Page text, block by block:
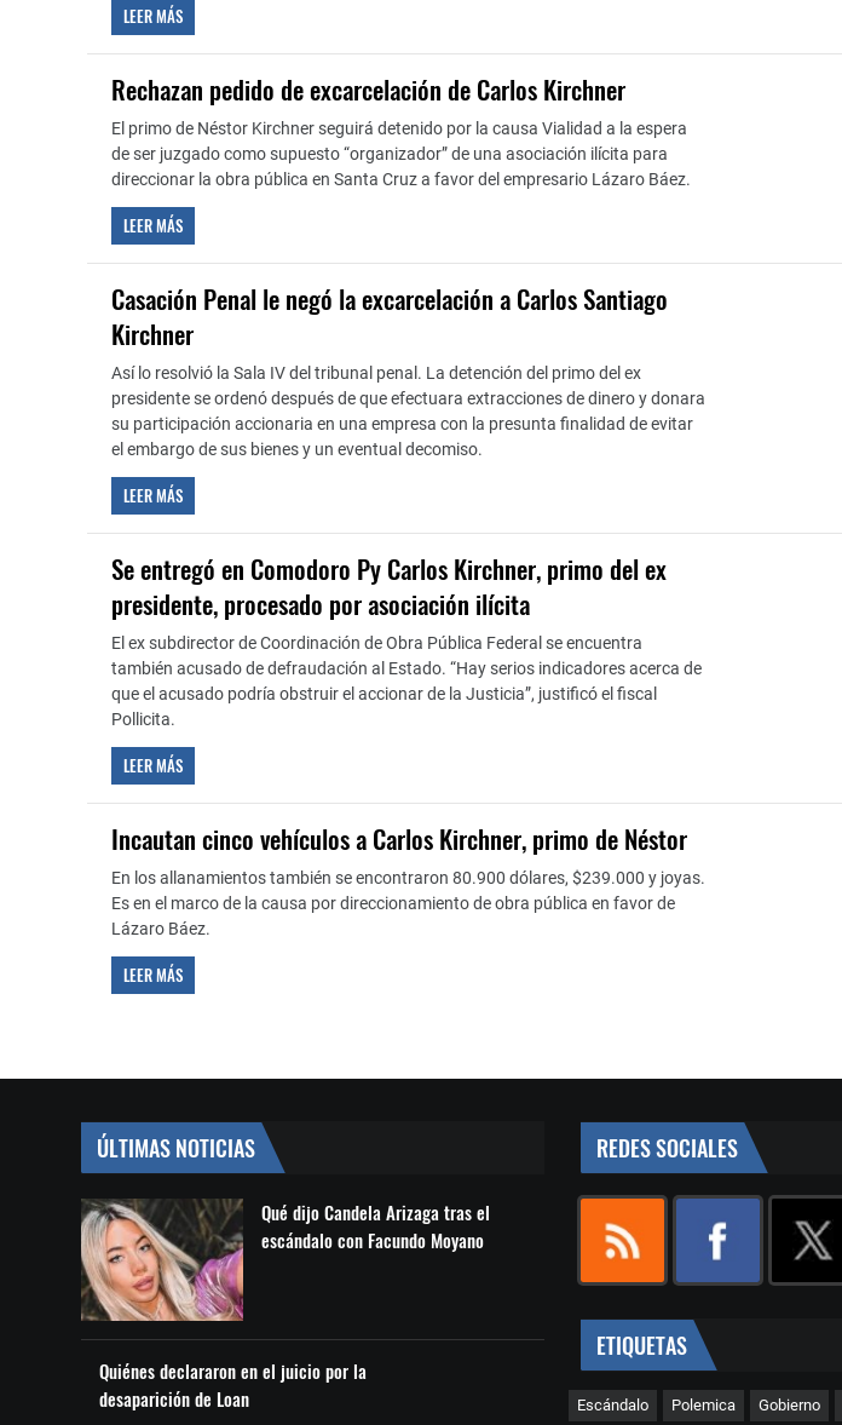
LEER MÁS
Rechazan pedido de excarcelación de Carlos Kirchner
El primo de Néstor Kirchner seguirá detenido por la causa Vialidad a la espera
de ser juzgado como supuesto “organizador” de una asociación ilícita para
direccionar la obra pública en Santa Cruz a favor del empresario Lázaro Báez.
LEER MÁS
Casación Penal le negó la excarcelación a Carlos Santiago
Kirchner
Así lo resolvió la Sala IV del tribunal penal. La detención del primo del ex
presidente se ordenó después de que efectuara extracciones de dinero y donara
su participación accionaria en una empresa con la presunta finalidad de evitar
el embargo de sus bienes y un eventual decomiso.
LEER MÁS
Se entregó en Comodoro Py Carlos Kirchner, primo del ex
presidente, procesado por asociación ilícita
El ex subdirector de Coordinación de Obra Pública Federal se encuentra
también acusado de defraudación al Estado. “Hay serios indicadores acerca de
que el acusado podría obstruir el accionar de la Justicia”, justificó el fiscal
Pollicita.
LEER MÁS
Incautan cinco vehículos a Carlos Kirchner, primo de Néstor
En los allanamientos también se encontraron 80.900 dólares, $239.000 y joyas.
Es en el marco de la causa por direccionamiento de obra pública en favor de
Lázaro Báez.
LEER MÁS
ÚLTIMAS NOTICIAS
Qué dijo Candela Arizaga tras el
escándalo con Facundo Moyano
Quiénes declararon en el juicio por la
desaparición de Loan
REDES SOCIALES
ETIQUETAS
Escándalo Polemica Gobierno